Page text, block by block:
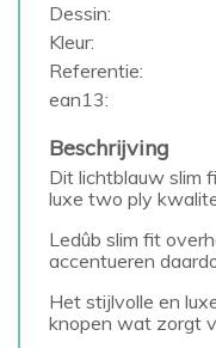
Dessin:
Kleur:
Referentie:
ean13:
Beschrijving
Dit lichtblauw slim
luxe two ply
Ledûb slim fit
accentueren
Het stijlvolle en
knopen wat zorgt